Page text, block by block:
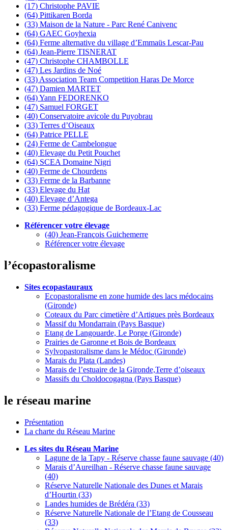
(17) Christophe PAVIE
(64) Pittikaren Borda
(33) Maison de la Nature - Parc René Canivenc
(64) GAEC Goyhexia
(64) Ferme alternative du village d’Emmaüs Lescar-Pau
(64) Jean-Pierre TISNERAT
(47) Christophe CHAMBOLLE
(47) Les Jardins de Noé
(33) Association Team Competition Haras De Morce
(47) Damien MARTET
(64) Yann FEDORENKO
(47) Samuel FORGET
(40) Conservatoire avicole du Puyobrau
(33) Terres d’Oiseaux
(64) Patrice PELLE
(24) Ferme de Cambelongue
(40) Elevage du Petit Pouchet
(64) SCEA Domaine Nigri
(40) Ferme de Chourdens
(33) Ferme de la Barbanne
(33) Elevage du Hat
(40) Elevage d’Antega
(33) Ferme pédagogique de Bordeaux-Lac
Référencer votre élevage
(40) Jean-François Guichemerre
Référencer votre élevage
l’écopastoralisme
Sites ecopastauraux
Ecopastoralisme en zone humide des lacs médocains
(Gironde)
Coteaux du Parc cimetière d’Artigues près Bordeaux
Massif du Mondarrain (Pays Basque)
Etang de Langouarde, Le Porge (Gironde)
Prairies de Garonne et Bois de Bordeaux
Sylvopastoralisme dans le Médoc (Gironde)
Marais du Plata (Landes)
Marais de l’estuaire de la Gironde,Terre d’oiseaux
Massifs du Choldocogagna (Pays Basque)
le réseau marine
Présentation
La charte du Réseau Marine
Les sites du Réseau Marine
Lagune de la Tapy - Réserve chasse faune sauvage (40)
Marais d’Aureilhan - Réserve chasse faune sauvage
(40)
Réserve Naturelle Nationale des Dunes et Marais
d’Hourtin (33)
Landes humides de Brédéra (33)
Réserve Naturelle Nationale de l’Etang de Cousseau
(33)